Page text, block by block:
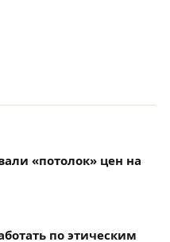
«потолок» цен на
по этическим